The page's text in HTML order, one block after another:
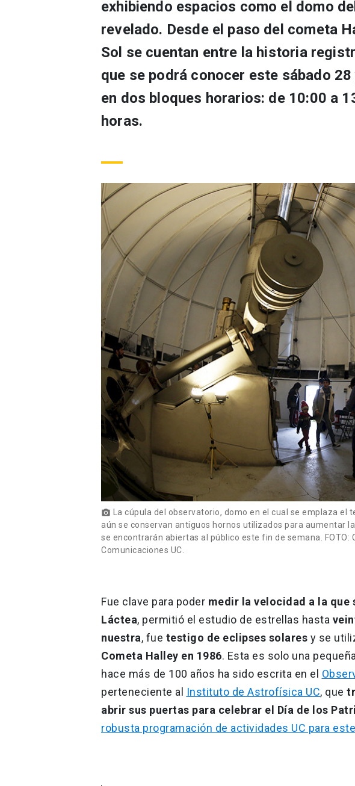
exhibiendo espacios como el domo
revelado. Desde el paso del cometa
Sol se cuentan entre la historia
que se podrá conocer este sábado
en dos bloques horarios: de 10:00 a
horas.
photo_camera La cúpula del observatorio, domo en el cual se emplaza el
aún se conservan antiguos hornos utilizados para aumentar
se encontrarán abiertas al público este fin de semana. FOTO:
Comunicaciones UC.
Fue clave para poder medir la velocidad a la que
Láctea, permitió el estudio de estrellas hasta
nuestra, fue testigo de eclipses solares y se
Cometa Halley en 1986. Esta es solo una
hace más de 100 años ha sido escrita en el
perteneciente al
Instituto de Astrofísica UC, que
abrir sus puertas para celebrar el Día de los
robusta programación de actividades UC para